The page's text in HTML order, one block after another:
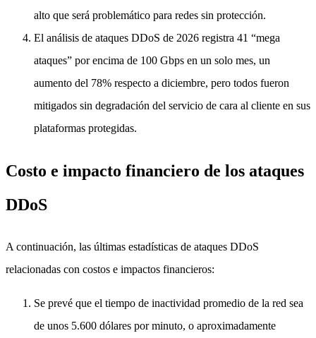
alto que será problemático para redes sin protección.
El análisis de ataques DDoS de 2026 registra 41 “mega
ataques” por encima de 100 Gbps en un solo mes, un
aumento del 78% respecto a diciembre, pero todos fueron
mitigados sin degradación del servicio de cara al cliente en sus
plataformas protegidas.
Costo e impacto financiero de los ataques
DDoS
A continuación, las últimas estadísticas de ataques DDoS
relacionadas con costos e impactos financieros:
Se prevé que el tiempo de inactividad promedio de la red sea
de unos 5.600 dólares por minuto, o aproximadamente